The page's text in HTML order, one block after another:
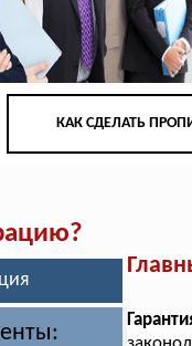
КАК СДЕЛАТЬ